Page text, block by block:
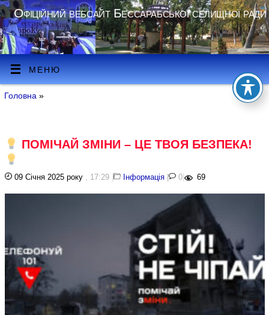
Офіційний вебсайт Бессарабської селищної ради
МЕНЮ
Головна »
ПОМІЧАЙ ЗМІНИ – ЦЕ ТВОЯ БЕЗПЕКА!
09 Січня 2025 року , 17:29 | Інформація | 0 | 69